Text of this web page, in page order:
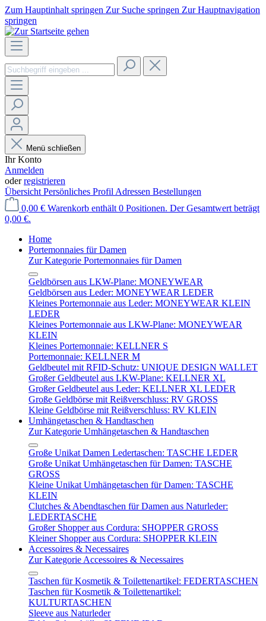
Zum Hauptinhalt springen Zur Suche springen Zur Hauptnavigation
springen
Menü schließen
Ihr Konto
Anmelden
oderregistrieren
Übersicht Persönliches Profil Adressen Bestellungen
0,00 € Warenkorb enthält 0 Positionen. Der Gesamtwert beträgt
0,00 €.
Home
Portemonnaies für Damen
Zur Kategorie Portemonnaies für Damen
Geldbörsen aus LKW-Plane: MONEYWEAR
Geldbörsen aus Leder: MONEYWEAR LEDER
Kleines Portemonnaie aus Leder: MONEYWEAR KLEIN
LEDER
Kleines Portemonnaie aus LKW-Plane: MONEYWEAR
KLEIN
Kleines Portemonnaie: KELLNER S
Portemonnaie: KELLNER M
Geldbeutel mit RFID-Schutz: UNIQUE DESIGN WALLET
Großer Geldbeutel aus LKW-Plane: KELLNER XL
Großer Geldbeutel aus Leder: KELLNER XL LEDER
Große Geldbörse mit Reißverschluss: RV GROSS
Kleine Geldbörse mit Reißverschluss: RV KLEIN
Umhängetaschen & Handtaschen
Zur Kategorie Umhängetaschen & Handtaschen
Große Unikat Damen Ledertaschen: TASCHE LEDER
Große Unikat Umhängetaschen für Damen: TASCHE
GROSS
Kleine Unikat Umhängetaschen für Damen: TASCHE
KLEIN
Clutches & Abendtaschen für Damen aus Naturleder:
LEDERTASCHE
Großer Shopper aus Cordura: SHOPPER GROSS
Kleiner Shopper aus Cordura: SHOPPER KLEIN
Accessoires & Necessaires
Zur Kategorie Accessoires & Necessaires
Taschen für Kosmetik & Toilettenartikel: FEDERTASCHEN
Taschen für Kosmetik & Toilettenartikel:
KULTURTASCHEN
Sleeve aus Naturleder